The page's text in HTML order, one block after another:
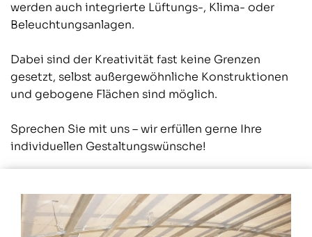
werden auch integrierte Lüftungs-, Klima- oder
Beleuchtungsanlagen.
Dabei sind der Kreativität fast keine Grenzen
gesetzt, selbst außergewöhnliche Konstruktionen
und gebogene Flächen sind möglich.
Sprechen Sie mit uns – wir erfüllen gerne Ihre
individuellen Gestaltungswünsche!